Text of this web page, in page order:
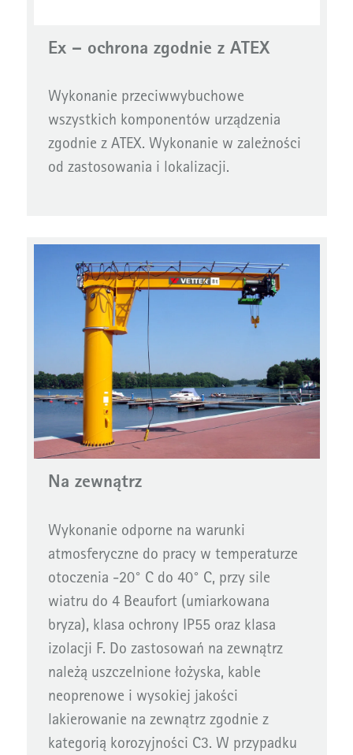
Ex – ochrona zgodnie z ATEX
Wykonanie przeciwwybuchowe
wszystkich komponentów urządzenia
zgodnie z ATEX. Wykonanie w zależności
od zastosowania i lokalizacji.
Na zewnątrz
Wykonanie odporne na warunki
atmosferyczne do pracy w temperaturze
otoczenia -20° C do 40° C, przy sile
wiatru do 4 Beaufort (umiarkowana
bryza), klasa ochrony IP55 oraz klasa
izolacji F. Do zastosowań na zewnątrz
należą uszczelnione łożyska, kable
neoprenowe i wysokiej jakości
lakierowanie na zewnątrz zgodnie z
kategorią korozyjności C3. W przypadku